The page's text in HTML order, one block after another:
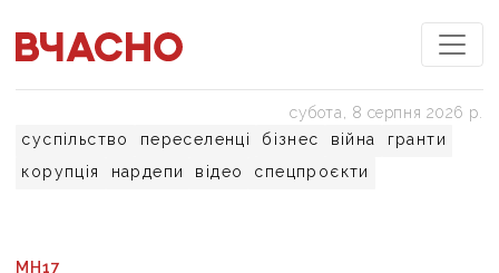
суспільство переселенці бізнес війна
гранти
корупція
нардепи відео спецпроєкти
субота, 8 серпня 2026 р.
МН17